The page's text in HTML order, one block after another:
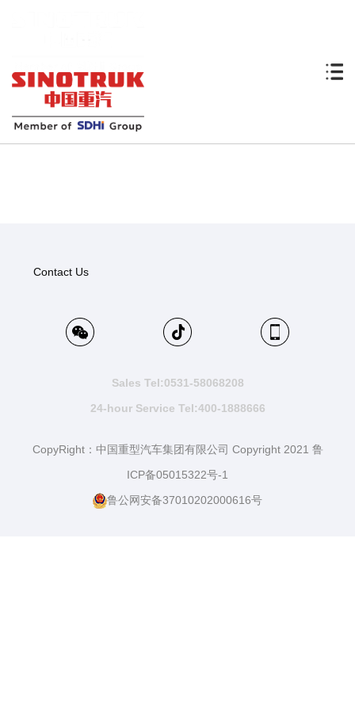
Contact Us
Sales Tel:0531-58068208
24-hour Service Tel:400-1888666
CopyRight：中国重型汽车集团有限公司 Copyright 2021 鲁
ICP备05015322号-1
鲁公网安备37010202000616号